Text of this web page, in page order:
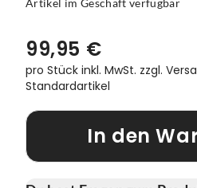
Zahnkränze
Spiegel
Trainingsrollen
Artikel im Geschäft verfügbar
99,95 €
pro Stück inkl. MwSt. zzgl.
Standardartikel
In den